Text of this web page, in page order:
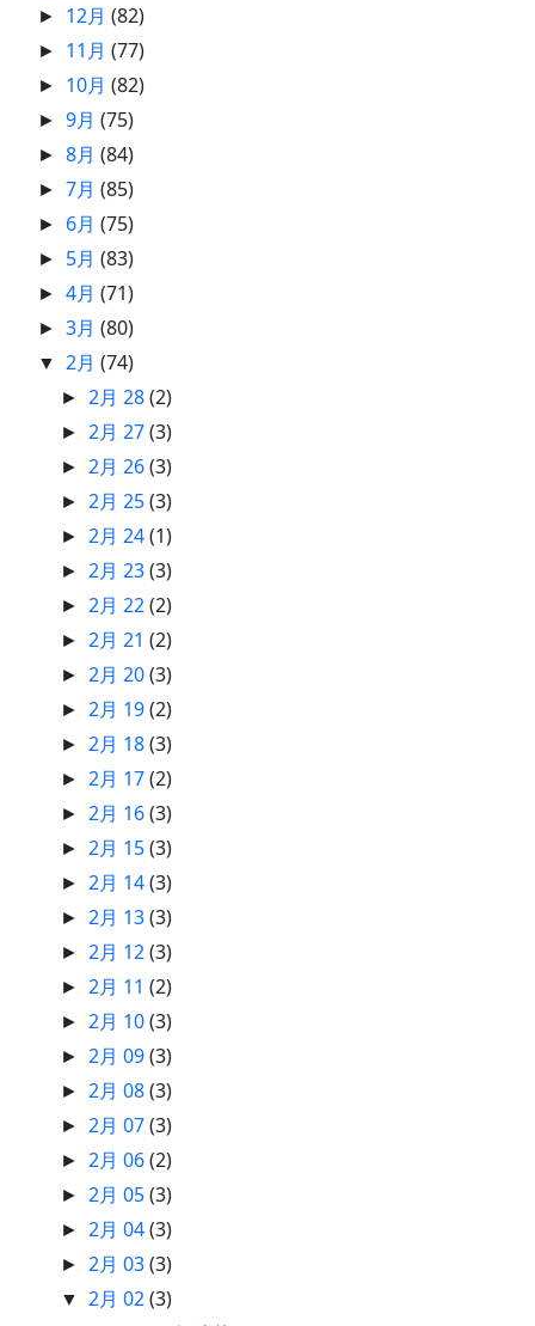
► 12月(82)
► 11月(77)
► 10月(82)
►9月(75)
►8月(84)
►7月(85)
► 6月(75)
► 5月(83)
►4月(71)
►3月(80)
▼ 2月(74)
► 2月 28(2)
► 2月 27(3)
► 2月 26(3)
► 2月 25(3)
► 2月 24(1)
► 2月 23(3)
► 2月 22(2)
► 2月 21(2)
► 2月 20(3)
► 2月 19(2)
► 2月 18(3)
► 2月 17(2)
► 2月 16(3)
► 2月 15(3)
► 2月 14(3)
► 2月 13(3)
► 2月 12(3)
► 2月 11(2)
► 2月 10(3)
► 2月 09(3)
► 2月 08(3)
► 2月 07(3)
► 2月 06(2)
► 2月 05(3)
► 2月 04(3)
► 2月 03(3)
▼ 2月 02(3)